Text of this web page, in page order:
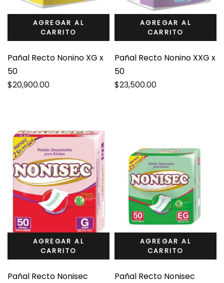
AGREGAR AL
CARRITO
Pañal Recto Nonino XG x
50
$20,900.00
AGREGAR AL
CARRITO
Pañal Recto Nonino XXG x
50
$23,500.00
AGREGAR AL
CARRITO
Pañal Recto Nonisec
AGREGAR AL
CARRITO
Pañal Recto Nonisec